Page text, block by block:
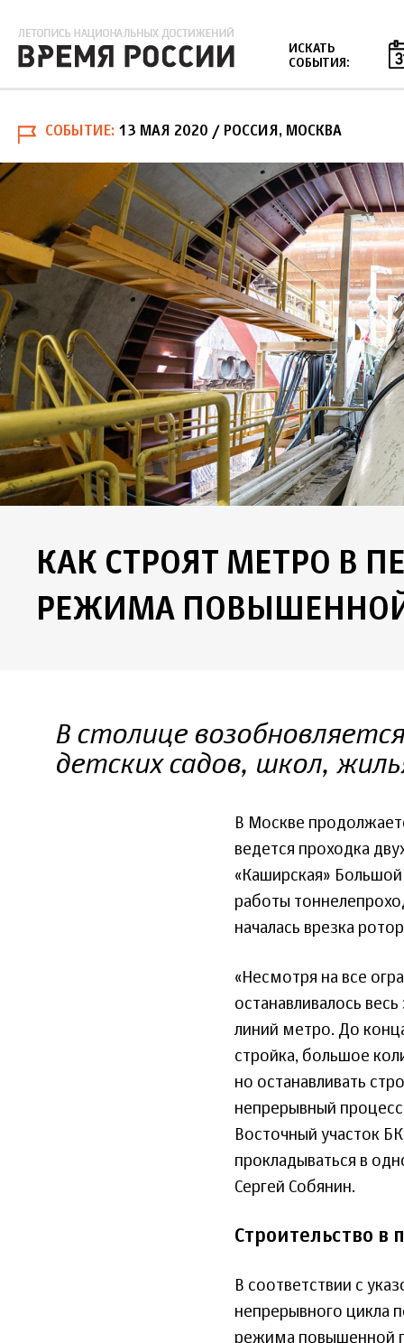
ИСКАТЬ
СОБЫТИЯ:
СОБЫТИЕ 13 МАЯ 2020 / РОССИЯ, МОСКВА
КАК СТРОЯТ МЕТРО В
РЕЖИМА
В столице
детских садов, школ,
В Москве
ведется проходка
«Каширская»
работы
началась врезка
«Несмотря на все
останавливалось
линий метро. До
стройка, большое
но останавливать
непрерывный
Восточный участок
прокладываться в
Сергей Собянин.
Строительство
В соответствии с
непрерывного цикла
режима повышенной